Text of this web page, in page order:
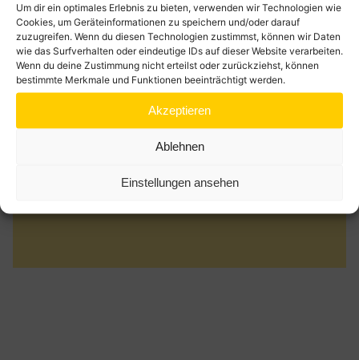
Um dir ein optimales Erlebnis zu bieten, verwenden wir Technologien wie
Cookies, um Geräteinformationen zu speichern und/oder darauf
zuzugreifen. Wenn du diesen Technologien zustimmst, können wir Daten
wie das Surfverhalten oder eindeutige IDs auf dieser Website verarbeiten.
Wenn du deine Zustimmung nicht erteilst oder zurückziehst, können
bestimmte Merkmale und Funktionen beeinträchtigt werden.
Akzeptieren
Ablehnen
Einstellungen ansehen
Klicke hier, um Marketing-Cookies zu
akzeptieren und diesen Inhalt zu aktivieren
Покаяние командира батальона. Крещение огнём
Klicke hier, um Marketing-Cookies zu
akzeptieren und diesen Inhalt zu aktivieren
Тюрьма. Наркотик. Милость Божия. Виктор Фризен.
akzeptieren und diesen Inhalt zu aktivieren